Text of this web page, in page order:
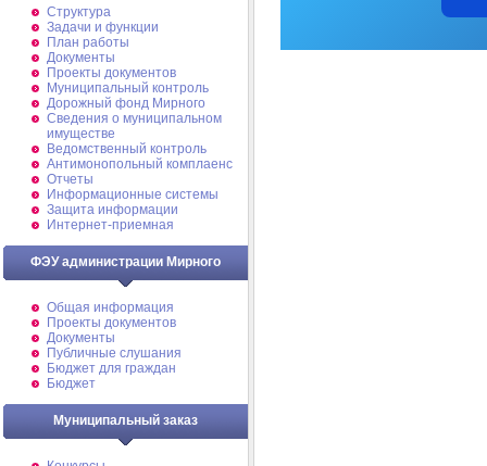
Структура
Задачи и функции
План работы
Документы
Проекты документов
Муниципальный контроль
Дорожный фонд Мирного
Cведения о муниципальном
имуществе
Ведомственный контроль
Антимонопольный комплаенс
Отчеты
Информационные системы
Защита информации
Интернет-приемная
ФЭУ администрации Мирного
Общая информация
Проекты документов
Документы
Публичные слушания
Бюджет для граждан
Бюджет
Муниципальный заказ